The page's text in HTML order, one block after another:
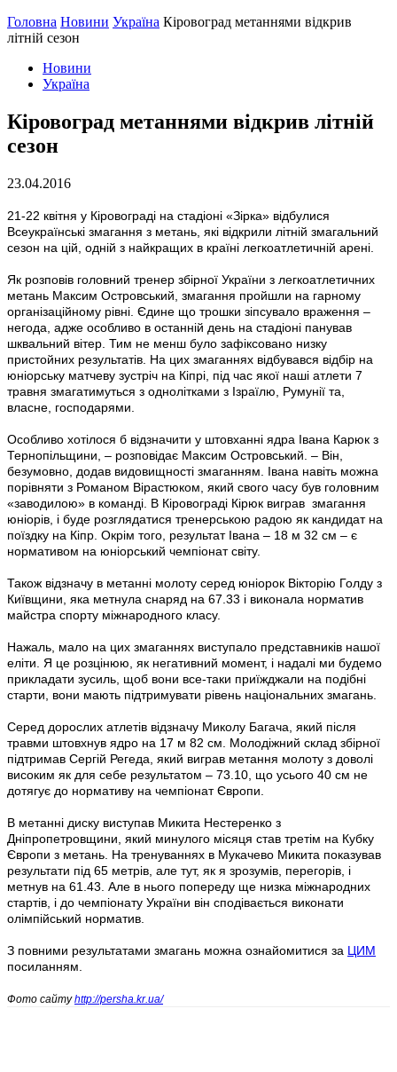
Головна Новини Україна Кіровоград метаннями відкрив
літній сезон
Новини
Україна
Кіровоград метаннями відкрив літній
сезон
23.04.2016
21-22 квітня у Кіровограді на стадіоні «Зірка» відбулися
Всеукраїнські змагання з метань, які відкрили літній змагальний
сезон на цій, одній з найкращих в країні легкоатлетичній арені.
Як розповів головний тренер збірної України з легкоатлетичних
метань Максим Островський, змагання пройшли на гарному
організаційному рівні. Єдине що трошки зіпсувало враження –
негода, адже особливо в останній день на стадіоні панував
шквальний вітер. Тим не менш було зафіксовано низку
пристойних результатів. На цих змаганнях відбувався відбір на
юніорську матчеву зустріч на Кіпрі, під час якої наші атлети 7
травня змагатимуться з однолітками з Ізраїлю, Румунії та,
власне, господарями.
Особливо хотілося б відзначити у штовханні ядра Івана Карюк з
Тернопільщини, – розповідає Максим Островський. – Він,
безумовно, додав видовищності змаганням. Івана навіть можна
порівняти з Романом Вірастюком, який свого часу був головним
«заводилою» в команді. В Кіровограді Кірюк виграв змагання
юніорів, і буде розглядатися тренерською радою як кандидат на
поїздку на Кіпр. Окрім того, результат Івана – 18 м 32 см – є
нормативом на юніорський чемпіонат світу.
Також відзначу в метанні молоту серед юніорок Вікторію Голду з
Київщини, яка метнула снаряд на 67.33 і виконала норматив
майстра спорту міжнародного класу.
Нажаль, мало на цих змаганнях виступало представників нашої
еліти. Я це розцінюю, як негативний момент, і надалі ми будемо
прикладати зусиль, щоб вони все-таки приїжджали на подібні
старти, вони мають підтримувати рівень національних змагань.
Серед дорослих атлетів відзначу Миколу Багача, який після
травми штовхнув ядро на 17 м 82 см. Молодіжний склад збірної
підтримав Сергій Регеда, який виграв метання молоту з доволі
високим як для себе результатом – 73.10, що усього 40 см не
дотягує до нормативу на чемпіонат Європи.
В метанні диску виступав Микита Нестеренко з
Дніпропетровщини, який минулого місяця став третім на Кубку
Європи з метань. На тренуваннях в Мукачево Микита показував
результати під 65 метрів, але тут, як я зрозумів, перегорів, і
метнув на 61.43. Але в нього попереду ще низка міжнародних
стартів, і до чемпіонату України він сподівається виконати
олімпійський норматив.
З повними результатами змагань можна ознайомитися за ЦИМ
посиланням.
Фото сайтуhttp://persha.kr.ua/